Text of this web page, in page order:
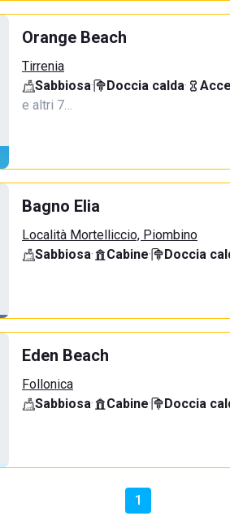
Orange Beach
Tirrenia
Sabbiosa· Doccia calda·
e altri 7…
Bagno Elia
Località Mortelliccio, Piombino
Sabbiosa· Cabine· Doccia
Eden Beach
Follonica
Sabbiosa· Cabine· Doccia
1